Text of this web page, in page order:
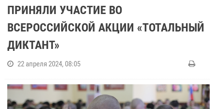
ПРИНЯЛИ УЧАСТИЕ ВО
ВСЕРОССИЙСКОЙ АКЦИИ «ТОТАЛЬНЫЙ
ДИКТАНТ»
22 апреля 2024, 08:05